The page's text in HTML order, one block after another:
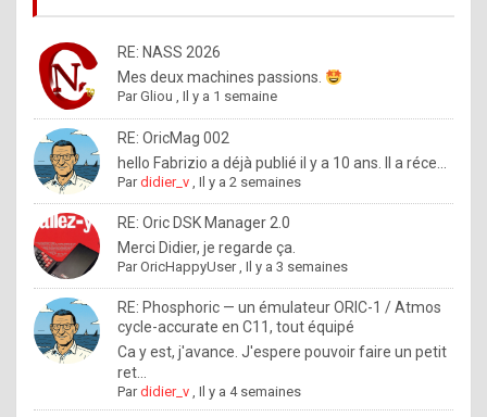
%
a
d
e
b
y
R
o
l
e
.
RE: NASS 2026
Mes deux machines passions.
ParGliou ,Il y a 1 semaine
RE: OricMag 002
hello Fabrizio a déjà publié il y a 10 ans. Il a réce...
Pardidier_v ,Il y a 2 semaines
RE: Oric DSK Manager 2.0
Merci Didier, je regarde ça.
ParOricHappyUser,Il y a 3 semaines
RE: Phosphoric — un émulateur ORIC-1 / Atmos
cycle-accurate en C11, tout équipé
Ca y est, j'avance. J'espere pouvoir faire un petit
ret...
Pardidier_v ,Il y a 4 semaines